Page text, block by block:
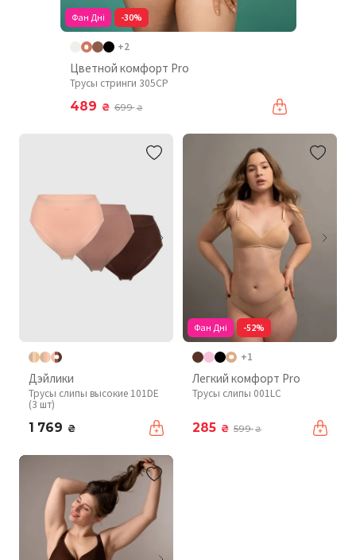
Фан Дні -30%
+2
Цветной комфорт Pro
Трусы стринги 305CP
489 ₴ 699₴
Дэйлики
Трусы слипы высокие 101DE
(3 шт)
1 769 ₴
Фан Дні -52%
+1
Легкий комфорт Pro
Трусы слипы 001LC
285 ₴ 599₴